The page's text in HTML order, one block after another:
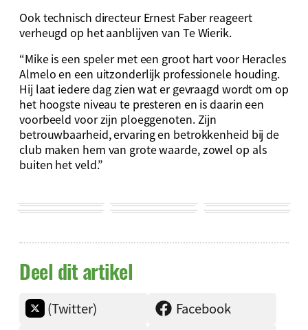
Ook technisch directeur Ernest Faber reageert
verheugd op het aanblijven van Te Wierik.
“Mike is een speler met een groot hart voor Heracles
Almelo en een uitzonderlijk professionele houding.
Hij laat iedere dag zien wat er gevraagd wordt om op
het hoogste niveau te presteren en is daarin een
voorbeeld voor zijn ploeggenoten. Zijn
betrouwbaarheid, ervaring en betrokkenheid bij de
club maken hem van grote waarde, zowel op als
buiten het veld.”
Deel dit artikel
(Twitter)
Facebook